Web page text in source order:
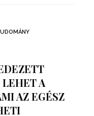
LEHET A
AZ EGÉSZ